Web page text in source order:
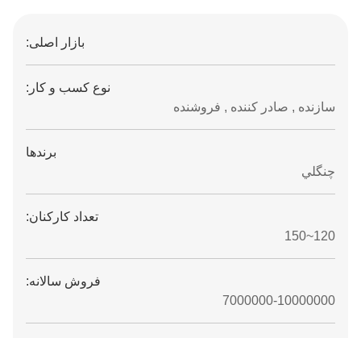
بازار اصلی:
نوع کسب و کار:
سازنده , صادر کننده , فروشنده
برندها
چنگلي
تعداد کارکنان:
120~150
فروش سالانه:
7000000-10000000